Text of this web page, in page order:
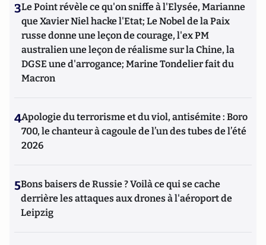
3Le Point révèle ce qu'on sniffe à l'Elysée, Marianne
que Xavier Niel hacke l'Etat; Le Nobel de la Paix
russe donne une leçon de courage, l'ex PM
australien une leçon de réalisme sur la Chine, la
DGSE une d'arrogance; Marine Tondelier fait du
Macron
4Apologie du terrorisme et du viol, antisémite : Boro
700, le chanteur à cagoule de l’un des tubes de l’été
2026
5Bons baisers de Russie ? Voilà ce qui se cache
derrière les attaques aux drones à l'aéroport de
Leipzig